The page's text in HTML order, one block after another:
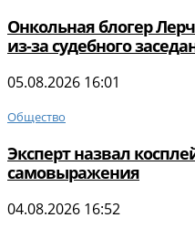
Онкольная блогер
из-за судебного
05.08.2026 16:01
Общество
Эксперт назвал
самовыражения
04.08.2026 16:52